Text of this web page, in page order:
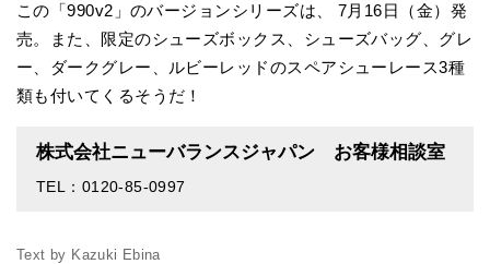
この「990v2」のバージョンシリーズは、 7月16日（金）発
売。また、限定のシューズボックス、シューズバッグ、グレ
ー、ダークグレー、ルビーレッドのスペアシューレース3種
類も付いてくるそうだ！
株式会社ニューバランスジャパン お客様相談室
TEL：0120-85-0997
Text by Kazuki Ebina